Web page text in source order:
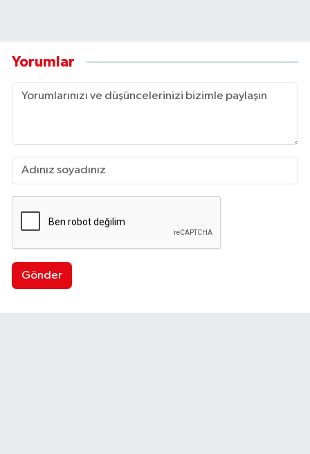
Yorumlar
Gönder